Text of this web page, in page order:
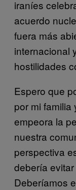
iraníes
acuerdo
fuera más
internacional
hostilidades
Espero que
por mi
empeora la
nuestra
perspectiva
debería
Deberíamos